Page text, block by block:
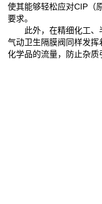
使其能够轻松应对CIP（
要求。
此外，在精细化工、半
气动卫生隔膜阀同样发
化学品的流量，防止杂质